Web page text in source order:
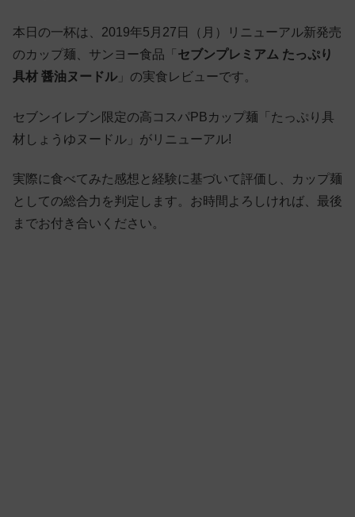
本日の一杯は、2019年5月27日（月）リニューアル新発売
のカップ麺、サンヨー食品「 セブンプレミアム たっぷり
具材 醤油ヌードル」の実食レビューです。
セブンイレブン限定の高コスパPBカップ麺「たっぷり具
材しょうゆヌードル」がリニューアル!
実際に食べてみた感想と経験に基づいて評価し、カップ麺
としての総合力を判定します。お時間よろしければ、最後
までお付き合いください。